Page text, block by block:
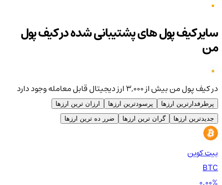
سایر کیف پول های پشتیبانی شده در کیف پول
من
در کیف پول من بیش از ۳,۰۰۰ ارز دیجیتال قابل معامله وجود دارد
پرطرفدارترین ارزها پرسودترین ارزها
ارزان ترین ارزها
جدیدترین ارزها
گران ترین ارزها ضرر ده ترین ارزها
بیت کوین
BTC